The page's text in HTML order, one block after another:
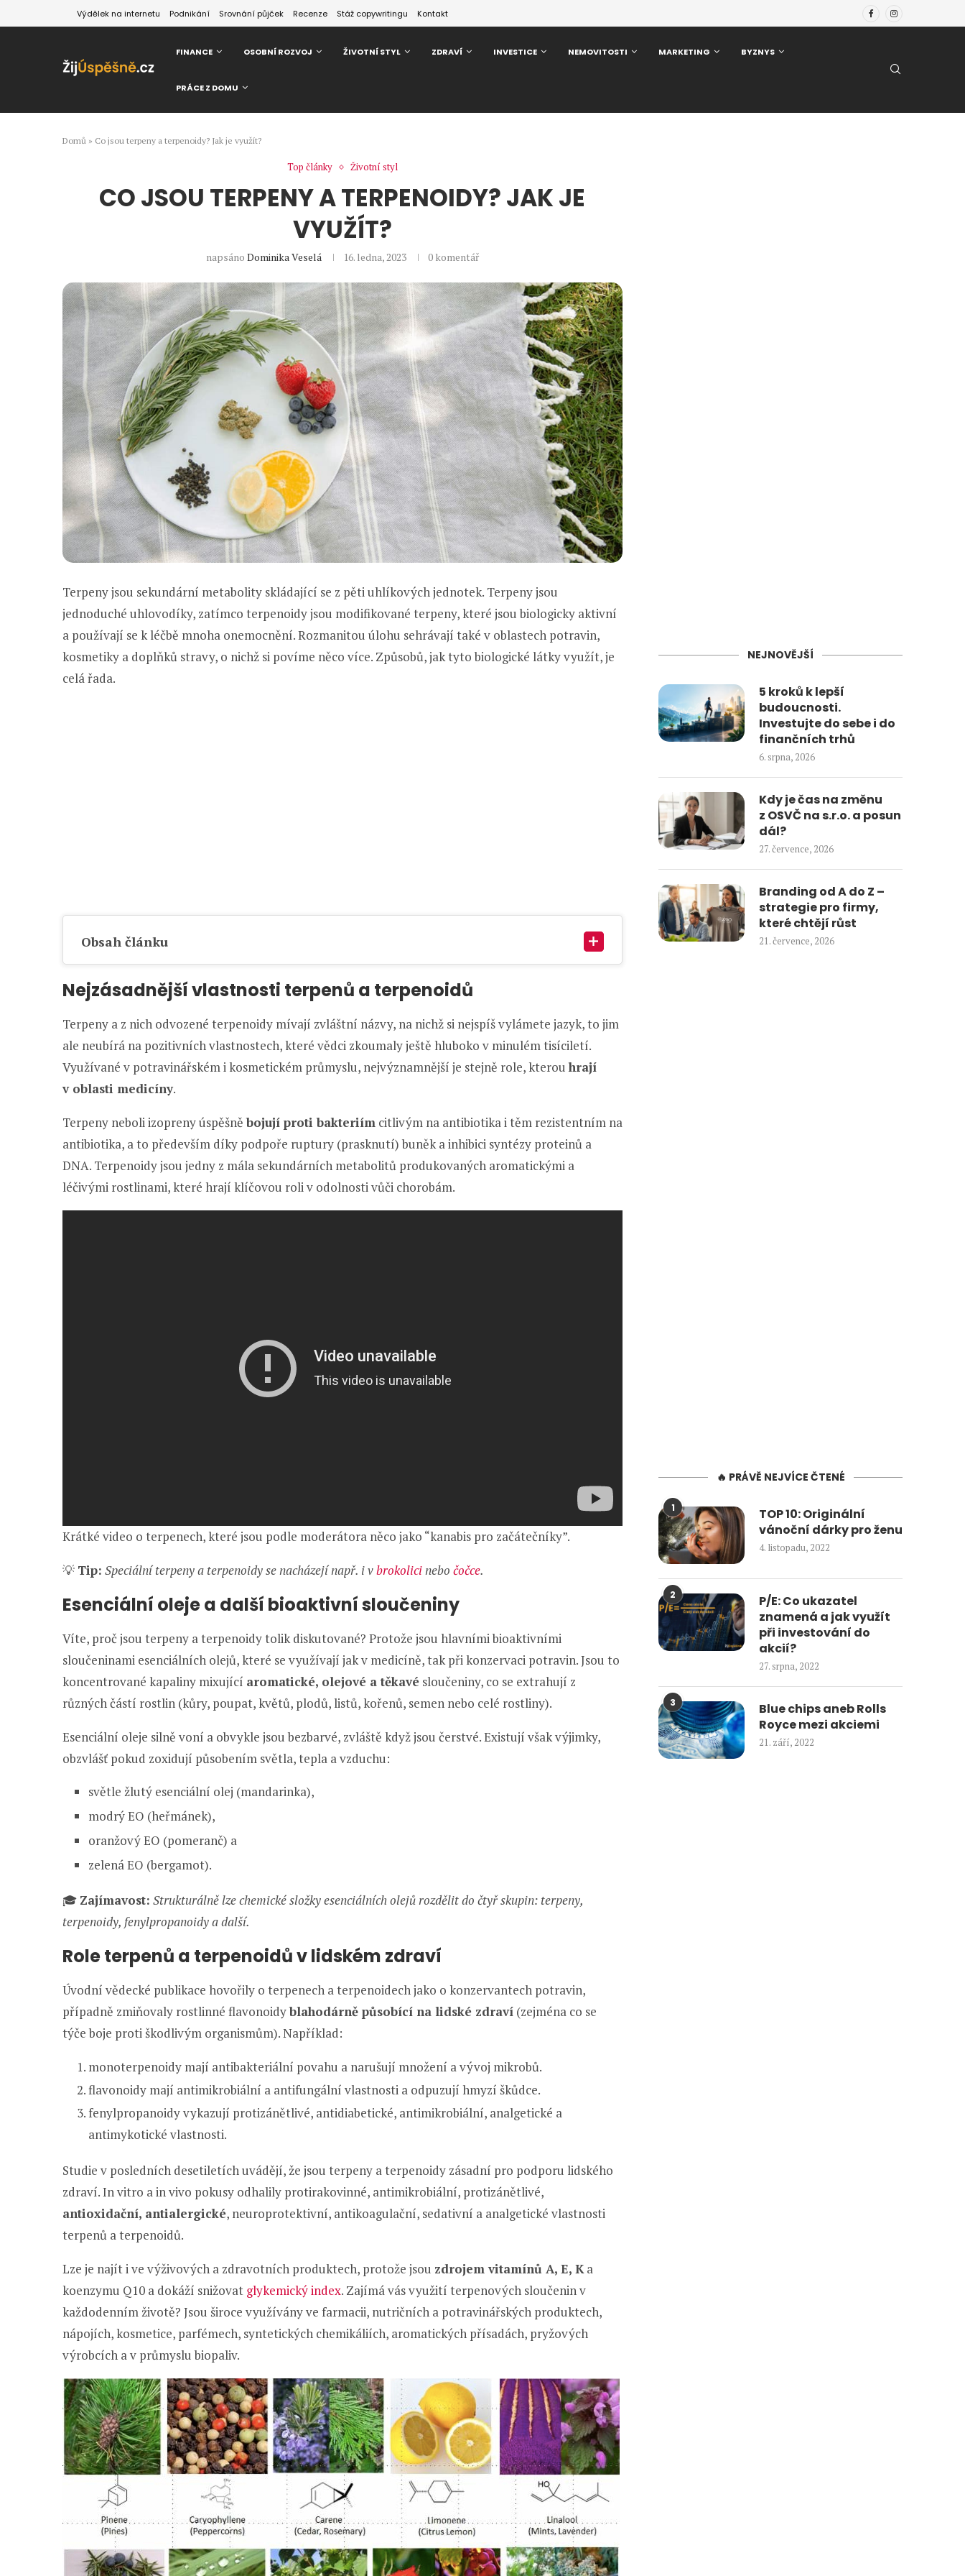
Výdělek na internetu Podnikání Srovnání půjček Recenze Stáž copywritingu Kontakt
FINANCE OSOBNÍ ROZVOJ ŽIVOTNÍ STYL ZDRAVÍ INVESTICE NEMOVITOSTI MARKETING BYZNYS
PRÁCE Z DOMU
Domů » Co jsou terpeny a terpenoidy? Jak je využít?
Top články Životní styl
CO JSOU TERPENY A TERPENOIDY? JAK JE
VYUŽÍT?
napsáno Dominika Veselá 16. ledna, 2023 0 komentář
Terpeny jsou sekundární metabolity skládající se z pěti uhlíkových jednotek. Terpeny jsou
jednoduché uhlovodíky, zatímco terpenoidy jsou modifikované terpeny, které jsou biologicky aktivní
a používají se k léčbě mnoha onemocnění. Rozmanitou úlohu sehrávají také v oblastech potravin,
kosmetiky a doplňků stravy, o nichž si povíme něco více. Způsobů, jak tyto biologické látky využít, je
celá řada.
Obsah článku
Nejzásadnější vlastnosti terpenů a terpenoidů
Terpeny a z nich odvozené terpenoidy mívají zvláštní názvy, na nichž si nejspíš vylámete jazyk, to jim
ale neubírá na pozitivních vlastnostech, které vědci zkoumaly ještě hluboko v minulém tisíciletí.
Využívané v potravinářském i kosmetickém průmyslu, nejvýznamnější je stejně role, kterou hrají
v oblasti medicíny.
Terpeny neboli izopreny úspěšně bojují proti bakteriím citlivým na antibiotika i těm rezistentním na
antibiotika, a to především díky podpoře ruptury (prasknutí) buněk a inhibici syntézy proteinů a
DNA. Terpenoidy jsou jedny z mála sekundárních metabolitů produkovaných aromatickými a
léčivými rostlinami, které hrají klíčovou roli v odolnosti vůči chorobám.
Krátké video o terpenech, které jsou podle moderátora něco jako “kanabis pro začátečníky”.
💡 Tip: Speciální terpeny a terpenoidy se nacházejí např. i vbrokolicinebo čočce.
Esenciální oleje a další bioaktivní sloučeniny
Víte, proč jsou terpeny a terpenoidy tolik diskutované? Protože jsou hlavními bioaktivními
sloučeninami esenciálních olejů, které se využívají jak v medicíně, tak při konzervaci potravin. Jsou to
koncentrované kapaliny mixující aromatické, olejové a těkavé sloučeniny, co se extrahují z
různých částí rostlin (kůry, poupat, květů, plodů, listů, kořenů, semen nebo celé rostliny).
Esenciální oleje silně voní a obvykle jsou bezbarvé, zvláště když jsou čerstvé. Existují však výjimky,
obzvlášť pokud zoxidují působením světla, tepla a vzduchu:
světle žlutý esenciální olej (mandarinka),
modrý EO (heřmánek),
oranžový EO (pomeranč) a
zelená EO (bergamot).
🎓 Zajímavost: Strukturálně lze chemické složky esenciálních olejů rozdělit do čtyř skupin: terpeny,
terpenoidy, fenylpropanoidy a další.
Role terpenů a terpenoidů v lidském zdraví
Úvodní vědecké publikace hovořily o terpenech a terpenoidech jako o konzervantech potravin,
případně zmiňovaly rostlinné flavonoidyblahodárně působící na lidské zdraví (zejména co se
týče boje proti škodlivým organismům). Například:
monoterpenoidy mají antibakteriální povahu a narušují množení a vývoj mikrobů.
flavonoidy mají antimikrobiální a antifungální vlastnosti a odpuzují hmyzí škůdce.
fenylpropanoidy vykazují protizánětlivé, antidiabetické, antimikrobiální, analgetické a
antimykotické vlastnosti.
Studie v posledních desetiletích uvádějí, že jsou terpeny a terpenoidy zásadní pro podporu lidského
zdraví. In vitro a in vivo pokusy odhalily protirakovinné, antimikrobiální, protizánětlivé,
antioxidační, antialergické, neuroprotektivní, antikoagulační, sedativní a analgetické vlastnosti
terpenů a terpenoidů.
Lze je najít i ve výživových a zdravotních produktech, protože jsou zdrojem vitamínů A, E, Ka
koenzymu Q10 a dokáží snižovat glykemický index. Zajímá vás využití terpenových sloučenin v
každodenním životě? Jsou široce využívány ve farmacii, nutričních a potravinářských produktech,
nápojích, kosmetice, parfémech, syntetických chemikáliích, aromatických přísadách, pryžových
výrobcích a v průmyslu biopaliv.
NEJNOVĚJŠÍ
5 kroků k lepší
budoucnosti.
Investujte do sebe i do
finančních trhů
6. srpna, 2026
Kdy je čas na změnu
z OSVČ na s.r.o. a posun
dál?
27. července, 2026
Branding od A do Z –
strategie pro firmy,
které chtějí růst
21. července, 2026
🔥 PRÁVĚ NEJVÍCE ČTENÉ
1
TOP 10: Originální
vánoční dárky pro ženu
4. listopadu, 2022
2
P/E: Co ukazatel
znamená a jak využít
při investování do
akcií?
27. srpna, 2022
3
Blue chips aneb Rolls
Royce mezi akciemi
21. září, 2022